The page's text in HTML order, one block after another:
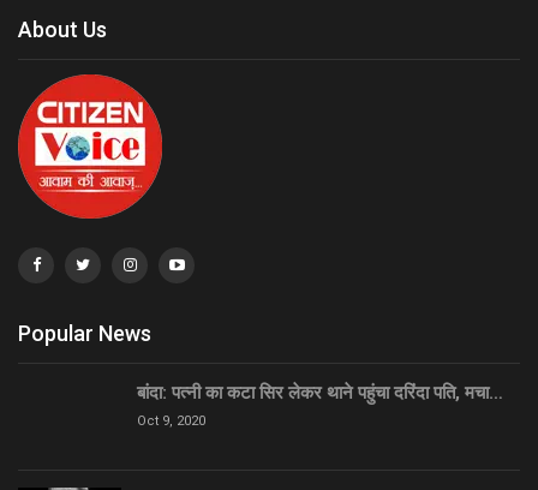
About Us
Popular News
बांदा: पत्नी का कटा सिर लेकर थाने पहुंचा दरिंदा पति, मचा…
Oct 9, 2020